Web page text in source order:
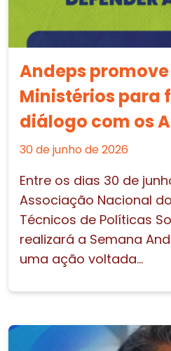
Andeps
Ministérios para
diálogo com os
30 de junho de 2026
Entre os dias 30 de
Associação Nacional
Técnicos de Políticas
realizará a Semana
uma ação voltada...